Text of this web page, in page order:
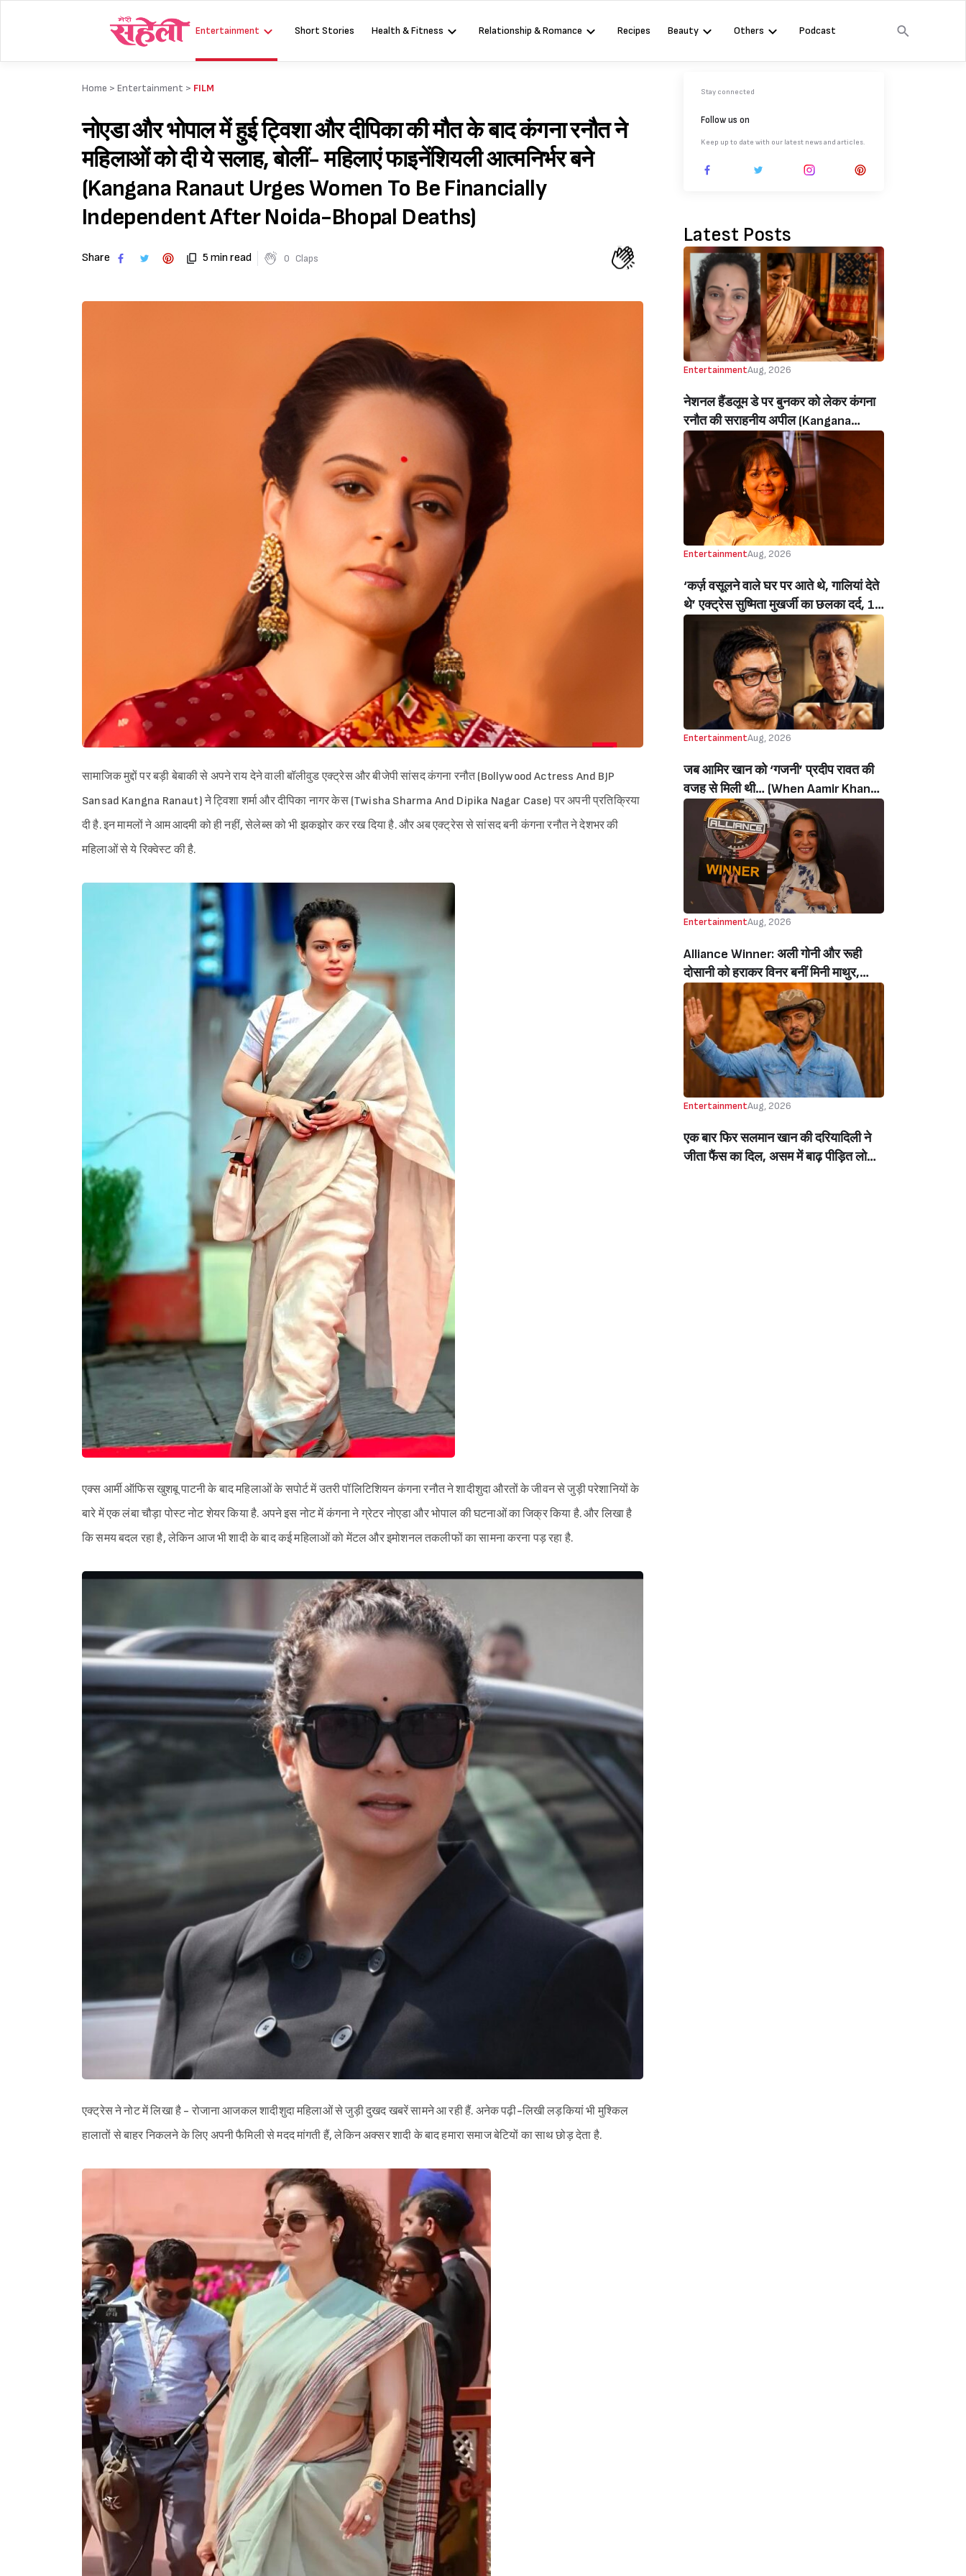
Entertainment Short Stories Health & Fitness Relationship & Romance Recipes Beauty Others Podcast
Home > Entertainment > FILM
नोएडा और भोपाल में हुई ट्विशा और दीपिका की मौत के बाद कंगना रनौत ने
महिलाओं को दी ये सलाह, बोलीं- महिलाएं फाइनेंशियली आत्मनिर्भर बने
(Kangana Ranaut Urges Women To Be Financially
Independent After Noida-Bhopal Deaths)
Share 5 min read 0 Claps
सामाजिक मुद्दों पर बड़ी बेबाकी से अपने राय देने वाली बॉलीवुड एक्ट्रेस और बीजेपी सांसद कंगना रनौत (Bollywood Actress And BJP
Sansad Kangna Ranaut) ने ट्विशा शर्मा और दीपिका नागर केस (Twisha Sharma And Dipika Nagar Case) पर अपनी प्रतिक्रिया
दी है. इन मामलों ने आम आदमी को ही नहीं, सेलेब्स को भी झकझोर कर रख दिया है. और अब एक्ट्रेस से सांसद बनी कंगना रनौत ने देशभर की
महिलाओं से ये रिक्वेस्ट की है.
एक्स आर्मी ऑफिस खुशबू पाटनी के बाद महिलाओं के सपोर्ट में उतरी पॉलिटिशियन कंगना रनौत ने शादीशुदा औरतों के जीवन से जुड़ी परेशानियों के
बारे में एक लंबा चौड़ा पोस्ट नोट शेयर किया है. अपने इस नोट में कंगना ने ग्रेटर नोएडा और भोपाल की घटनाओं का जिक्र किया है. और लिखा है
कि समय बदल रहा है, लेकिन आज भी शादी के बाद कई महिलाओं को मेंटल और इमोशनल तकलीफों का सामना करना पड़ रहा है.
एक्ट्रेस ने नोट में लिखा है - रोजाना आजकल शादीशुदा महिलाओं से जुड़ी दुखद खबरें सामने आ रही हैं. अनेक पढ़ी-लिखी लड़कियां भी मुश्किल
हालातों से बाहर निकलने के लिए अपनी फैमिली से मदद मांगती हैं, लेकिन अक्सर शादी के बाद हमारा समाज बेटियों का साथ छोड़ देता है.
Stay connected
Follow us on
Keep up to date with our latest news and articles.
Latest Posts
EntertainmentAug, 2026
नेशनल हैंडलूम डे पर बुनकर को लेकर कंगना
रनौत की सराहनीय अपील (Kangana
Ranaut’s Commendable Appeal
Regarding Weavers On National
Handloom Day)
EntertainmentAug, 2026
‘कर्ज़ वसूलने वाले घर पर आते थे, गालियां देते
थे’ एक्ट्रेस सुष्मिता मुखर्जी का छलका दर्द, 1
करोड़ का कर्ज उतारने के लिए करनी पड़ी थी
C ग्रेड फिल्में, बोलीं- ‘मैंने अपनी आत्मा बेच दी
थी’ (‘I Sold My Soul’ Actress
Sushmita Mukherjee Recalls Doing
C-Grade Films To Pay Loan)
EntertainmentAug, 2026
जब आमिर खान को ‘गजनी’ प्रदीप रावत की
वजह से मिली थी… (When Aamir Khan
Got ‘Ghajini’ Because Of Pradeep
Rawat)
EntertainmentAug, 2026
Alliance Winner: अली गोनी और रूही
दोसानी को हराकर विनर बनीं मिनी माथुर,
इनाम में मिले 50 लाख रुपये और चमचमाती ही
ट्रॉफी (Mini Mathur Lifts Trophy
Beats Aly Goni And Ruhee Dosani)
EntertainmentAug, 2026
एक बार फिर सलमान खान की दरियादिली ने
जीता फैंस का दिल, असम में बाढ़ पीड़ित लोगों